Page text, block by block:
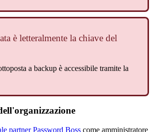
è letteralmente la chiave del
a backup è accessibile tramite la
'organizzazione
partner Password Boss come amministratore